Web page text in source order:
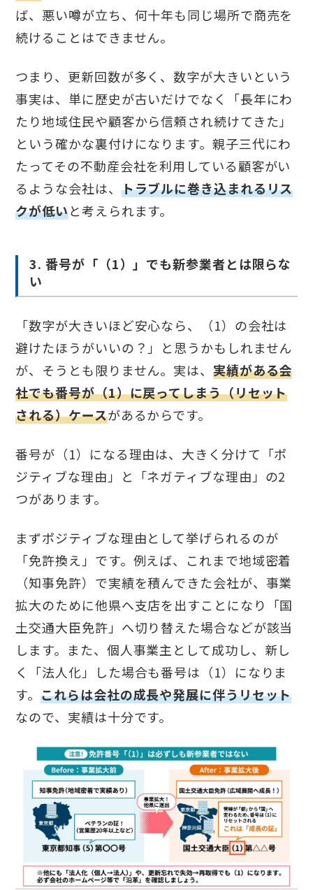
ば、悪い噂が立ち、何十年も同じ場所で商売を
続けることはできません。
つまり、更新回数が多く、数字が大きいという
事実は、単に歴史が古いだけでなく「長年にわ
たり地域住民や顧客から信頼され続けてきた」
という確かな裏付けになります。親子三代にわ
たってその不動産会社を利用している顧客がい
るような会社は、 トラブルに巻き込まれるリス
クが低いと考えられます。
3. 番号が「（1）」でも新参業者とは限らな
い
「数字が大きいほど安心なら、（1）の会社は
避けたほうがいいの？」と思うかもしれません
が、そうとも限りません。実は、 実績がある会
社でも番号が（1）に戻ってしまう（リセット
される）ケースがあるからです。
番号が（1）になる理由は、大きく分けて「ポ
ジティブな理由」と「ネガティブな理由」の2
つがあります。
まずポジティブな理由として挙げられるのが
「免許換え」です。例えば、これまで地域密着
（知事免許）で実績を積んできた会社が、事業
拡大のために他県へ支店を出すことになり「国
土交通大臣免許」へ切り替えた場合などが該当
します。また、個人事業主として成功し、新し
く「法人化」した場合も番号は（1）になりま
す。これらは会社の成長や発展に伴うリセット
なので、実績は十分です。